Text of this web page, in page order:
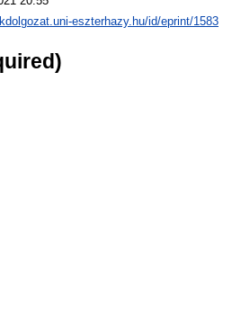
eszterhazy.hu/id/eprint/1583